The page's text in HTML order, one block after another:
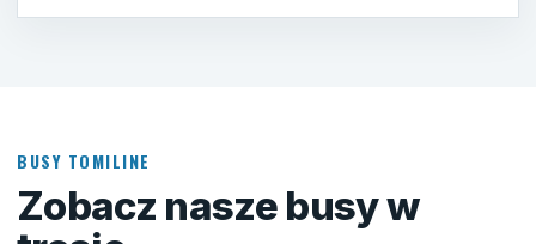
BUSY TOMILINE
Zobacz nasze busy w